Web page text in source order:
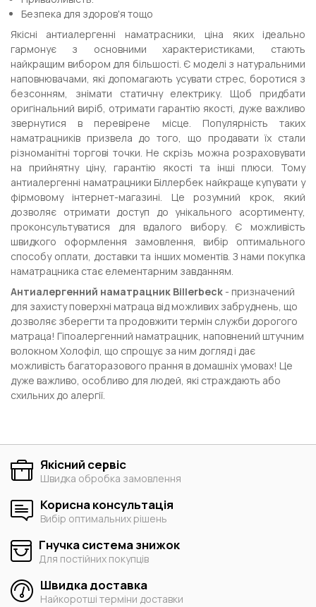
Безпека для здоров'я тощо
Якісні антиалергенні наматрасники, ціна яких ідеально
гармонує з основними характеристиками, стають
найкращим вибором для більшості. Є моделі з натуральними
наповнювачами, які допомагають усувати стрес, боротися з
безсонням, знімати статичну електрику. Щоб придбати
оригінальний виріб, отримати гарантію якості, дуже важливо
звернутися в перевірене місце. Популярність таких
наматрацників призвела до того, що продавати їх стали
різноманітні торгові точки. Не скрізь можна розраховувати
на прийнятну ціну, гарантію якості та інші плюси. Тому
антиалергенні наматрацники Біллербек найкраще купувати у
фірмовому інтернет-магазині. Це розумний крок, який
дозволяє отримати доступ до унікального асортименту,
проконсультуватися для вдалого вибору. Є можливість
швидкого оформлення замовлення, вибір оптимального
способу оплати, доставки та інших моментів. З нами покупка
наматрацника стає елементарним завданням.
Антиалергенний наматрацник Billerbeck - призначений
для захисту поверхні матраца від можливих забруднень, що
дозволяє зберегти та продовжити термін служби дорогого
матраца! Гіпоалергенний наматрацник, наповнений штучним
волокном Холофіл, що спрощує за ним догляд і дає
можливість багаторазового прання в домашніх умовах! Це
дуже важливо, особливо для людей, які страждають або
схильних до алергії.
Якісний сервіс
Швидка обробка замовлення
Корисна консультація
Вибір оптимальних рішень
Гнучка система знижок
Для постійних покупців
Швидка доставка
Найкоротші терміни доставки